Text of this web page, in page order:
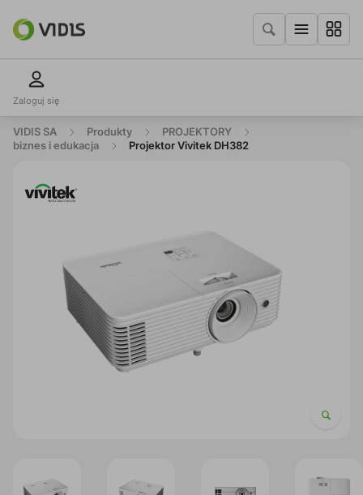
Zaloguj się
VIDIS SA Produkty
PROJEKTORY
biznes i edukacja
Projektor Vivitek DH382